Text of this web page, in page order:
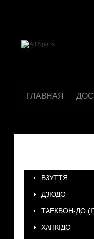
ГЛАВНАЯ
ВЗУТТЯ
ДЗЮДО
ТАЕКВОН-ДО
ХАПКІДО